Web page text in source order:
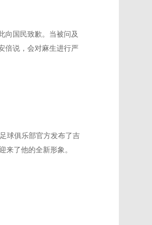
向国民致歉。当被问及
倍说，会对麻生进行严
球俱乐部官方发布了吉
来了他的全新形象。